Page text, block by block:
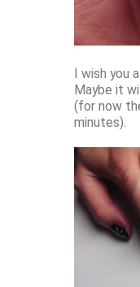
I wish you
Maybe it
(for now
minutes).